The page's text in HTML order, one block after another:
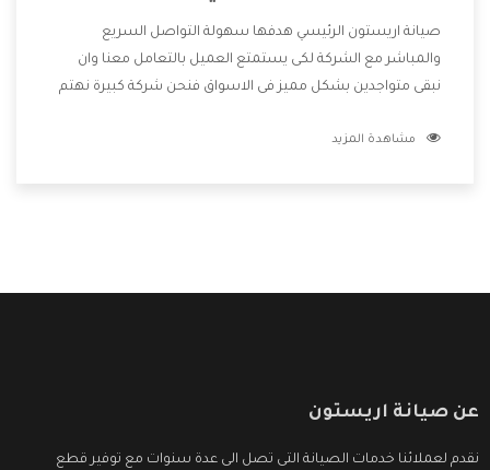
صيانة اريستون الرئيسي هدفها سهولة التواصل السريع
والمباشر مع الشركة لكى يستمتع العميل بالتعامل معنا وان
نبقى متواجدين بشكل مميز فى الاسواق فنحن شركة كبيرة نهتم
الشركة بها والتى تكون منها خدمة الصيانة التى تكون من أهم
مشاهدة المزيد
عن صيانة اريستون
نقدم لعملائنا خدمات الصيانة التى تصل الى عدة سنوات مع توفير قطع